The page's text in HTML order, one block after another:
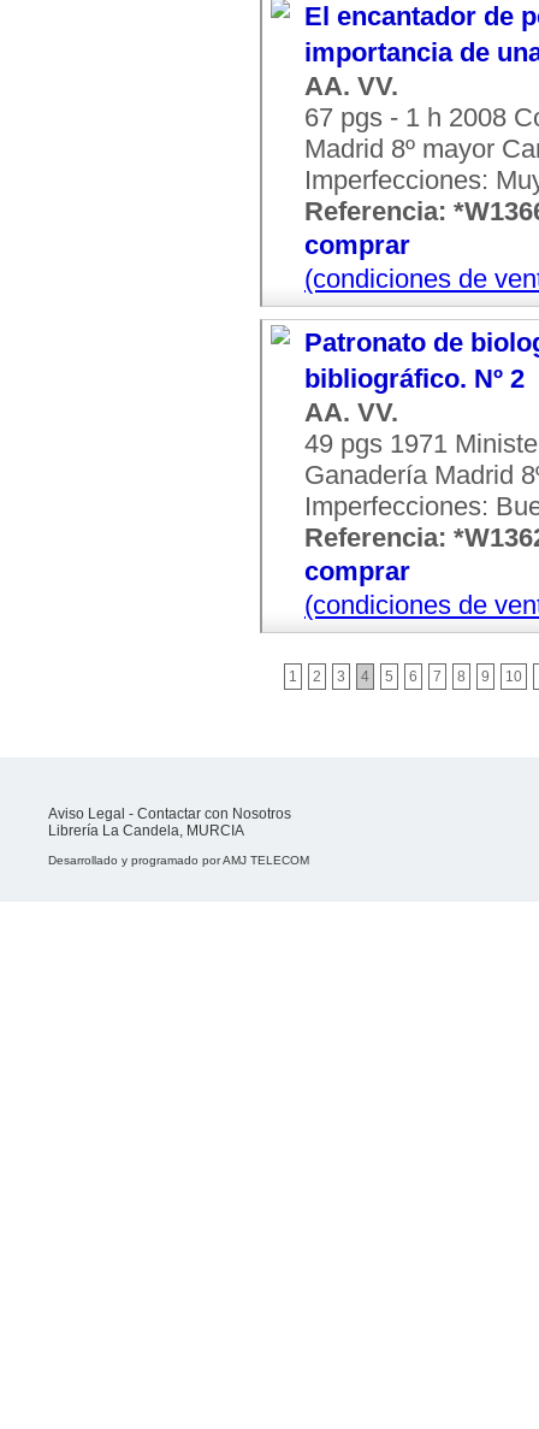
El encantador de
importancia de
AA. VV.
67 pgs - 1 h 2008
Madrid 8º mayor
Imperfecciones:
Referencia:
comprar
(condiciones de
Patronato de
bibliográfico. Nº 2
AA. VV.
49 pgs 1971
Ganadería Madrid
Imperfecciones:
Referencia:
comprar
(condiciones de
1 2 3 4 5 6 7 8 9 10
Aviso Legal - Contactar con Nosotros
Librería La Candela, MURCIA
Desarrollado y programado porAMJ TELECOM